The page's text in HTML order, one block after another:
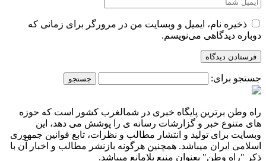
ذخیره نام، ایمیل و وبسایت من در مرورگر برای زمانی که
دوباره دیدگاهی می‌نویسم.
جستجو برای:
راه وطن برترین پایگاه خبری در شمالغرب کشور است که حوزه
های متنوع خبر و گزارشات رسانه ی را پوشش می دهد، این
وبسایت برای تولید و انتشار مطالب و نظرات، تابع قوانین جمهوری
اسلامی ایران میباشد. همچنین هرگونه بازنشر مطالب و اخبار آن با
ذکر "راه وطن" بعنوان منبع بلامانع میباشد.